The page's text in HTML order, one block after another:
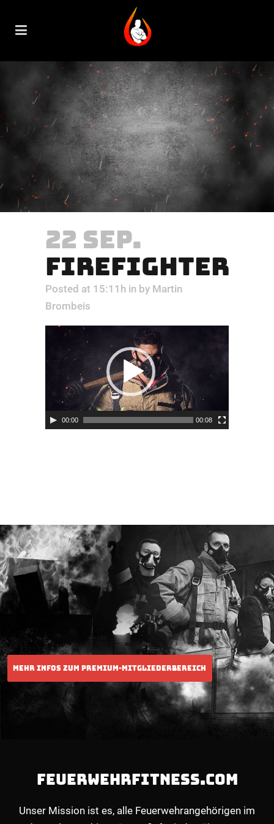
22 SEP.
FIREFIGHTER
Posted at 15:11h in by Martin
Brombeis
Video-
Player
00:00 00:08
FEUERWEHRFITNESS.COM
Unser Mission ist es, alle Feuerwehrangehörigen im